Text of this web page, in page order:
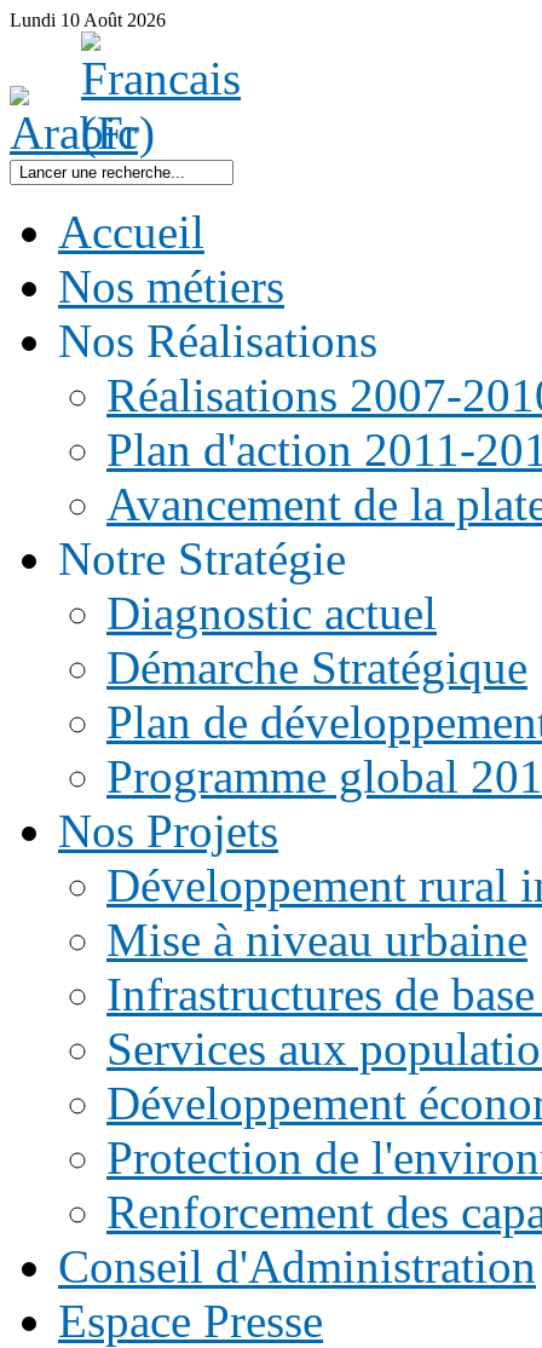
Lundi 10 Août 2026
Accueil
Nos métiers
Nos Réalisations
Réalisations 2007-
Plan d'action 2011-
Avancement de la
Notre Stratégie
Diagnostic actuel
Démarche Stratégique
Plan de
Programme global
Nos Projets
Développement rural
Mise à niveau urbaine
Infrastructures de
Services aux
Développement
Protection de
Renforcement des
Conseil d'Administration
Espace Presse